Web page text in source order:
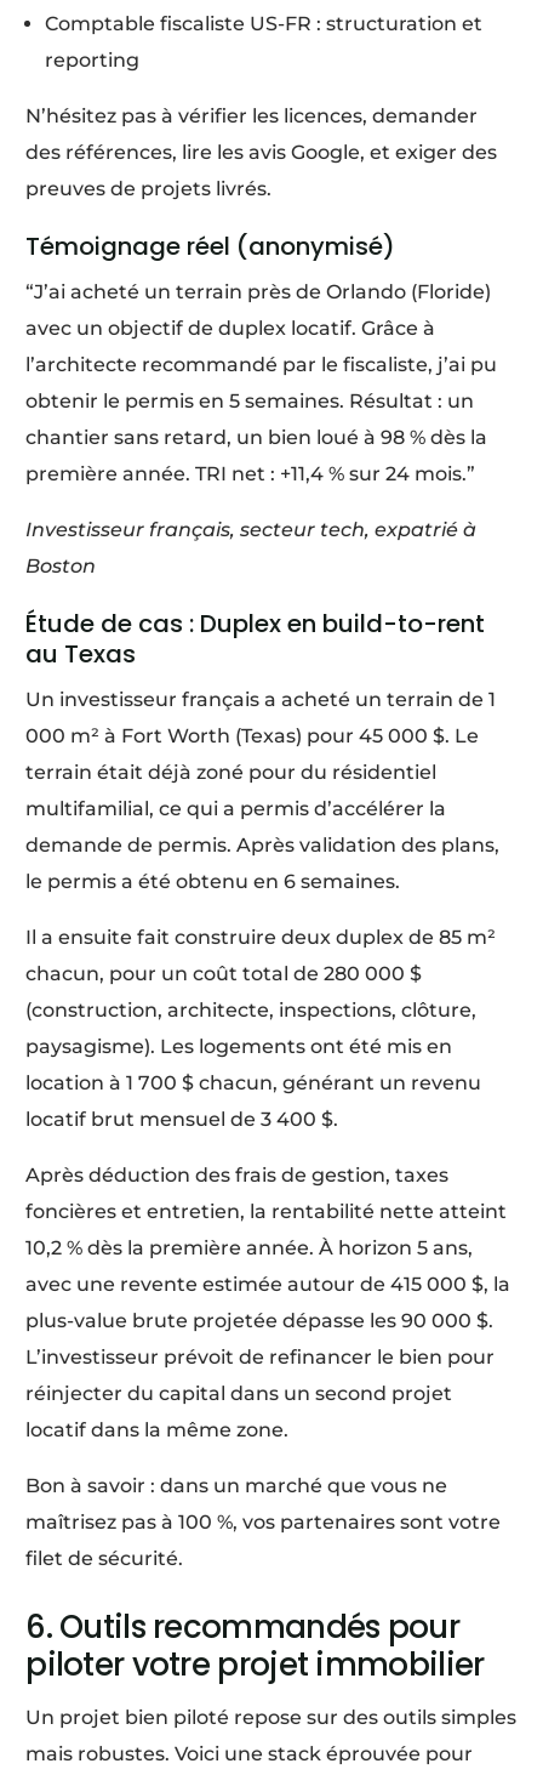
Comptable fiscaliste US-FR : structuration et
reporting
N’hésitez pas à vérifier les licences, demander
des références, lire les avis Google, et exiger des
preuves de projets livrés.
Témoignage réel (anonymisé)
“J’ai acheté un terrain près de Orlando (Floride)
avec un objectif de duplex locatif. Grâce à
l’architecte recommandé par le fiscaliste, j’ai pu
obtenir le permis en 5 semaines. Résultat : un
chantier sans retard, un bien loué à 98 % dès la
première année. TRI net : +11,4 % sur 24 mois.”
Investisseur français, secteur tech, expatrié à
Boston
Étude de cas : Duplex en build-to-rent
au Texas
Un investisseur français a acheté un terrain de 1
000 m² à Fort Worth (Texas) pour 45 000 $. Le
terrain était déjà zoné pour du résidentiel
multifamilial, ce qui a permis d’accélérer la
demande de permis. Après validation des plans,
le permis a été obtenu en 6 semaines.
Il a ensuite fait construire deux duplex de 85 m²
chacun, pour un coût total de 280 000 $
(construction, architecte, inspections, clôture,
paysagisme). Les logements ont été mis en
location à 1 700 $ chacun, générant un revenu
locatif brut mensuel de 3 400 $.
Après déduction des frais de gestion, taxes
foncières et entretien, la rentabilité nette atteint
10,2 % dès la première année. À horizon 5 ans,
avec une revente estimée autour de 415 000 $, la
plus-value brute projetée dépasse les 90 000 $.
L’investisseur prévoit de refinancer le bien pour
réinjecter du capital dans un second projet
locatif dans la même zone.
Bon à savoir : dans un marché que vous ne
maîtrisez pas à 100 %, vos partenaires sont votre
filet de sécurité.
6. Outils recommandés pour
piloter votre projet immobilier
Un projet bien piloté repose sur des outils simples
mais robustes. Voici une stack éprouvée pour